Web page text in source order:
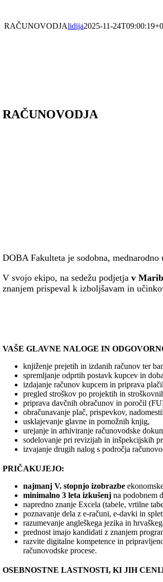
RAČUNOVODJAlidija2025-11-
RAČUNOVODJA
DOBA Fakulteta je sodobna,
V svojo ekipo, na sedežu podjetjav
znanjem prispeval k izboljšavam in
VAŠE GLAVNE NALOGE IN
knjiženje prejetih in izdanih računov ter
spremljanje odprtih postavk kupcev in
izdajanje računov kupcem in priprava
pregled stroškov po projektih in
priprava davčnih obračunov in poročil
obračunavanje plač, prispevkov,
usklajevanje glavne in pomožnih knjig,
urejanje in arhiviranje računovodske
sodelovanje pri revizijah in inšpekcijskih
izvajanje drugih nalog s področja
PRIČAKUJEJO:
najmanj V. stopnjo izobrazbe
minimalno 3 leta izkušenj na podobnem
napredno znanje Excela (tabele, vrtilne
poznavanje dela z e-računi, e-davki in
razumevanje angleškega jezika in
prednost imajo kandidati z znanjem
razvite digitalne kompetence in
računovodske procese.
OSEBNOSTNE LASTNOSTI, KI JIH